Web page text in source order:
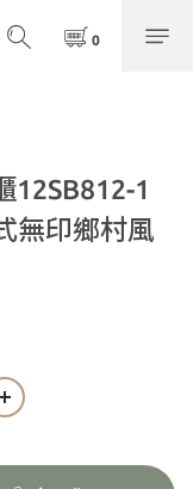
12SB812-1
無印鄉村風